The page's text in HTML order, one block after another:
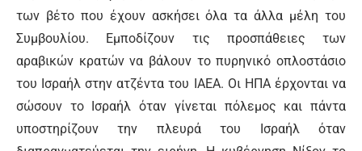
των βέτο που έχουν ασκήσει όλα τα άλλα μέλη του
Συμβουλίου. Εμποδίζουν τις προσπάθειες των
αραβικών κρατών να βάλουν το πυρηνικό οπλοστάσιο
του Ισραήλ στην ατζέντα του ΙΑΕΑ. Οι ΗΠΑ έρχονται να
σώσουν το Ισραήλ όταν γίνεται πόλεμος και πάντα
υποστηρίζουν την πλευρά του Ισραήλ όταν